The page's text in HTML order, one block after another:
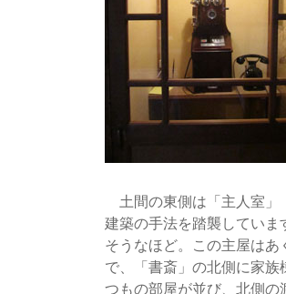
土間の東側は「主人室」
建築の手法を踏襲してい
そうなほど。この主屋は
で、「書斎」の北側に家
つもの部屋が並び、北側